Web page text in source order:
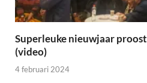
Superleuke nieuwjaar
(video)
4 februari 2024